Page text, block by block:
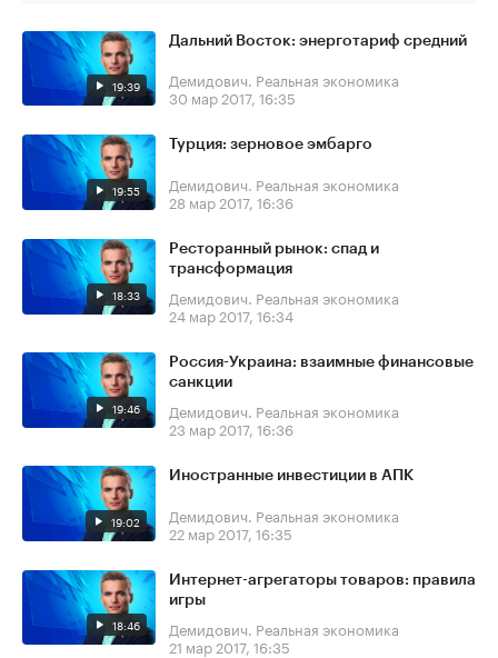
19:39
Дальний Восток: энерготариф средний
Демидович. Реальная экономика
30 мар 2017, 16:35
19:55
Турция: зерновое эмбарго
Демидович. Реальная экономика
28 мар 2017, 16:36
18:33
Ресторанный рынок: спад и
трансформация
Демидович. Реальная экономика
24 мар 2017, 16:34
19:46
Россия-Украина: взаимные финансовые
санкции
Демидович. Реальная экономика
23 мар 2017, 16:36
19:02
Иностранные инвестиции в АПК
Демидович. Реальная экономика
22 мар 2017, 16:35
18:46
Интернет-агрегаторы товаров: правила
игры
Демидович. Реальная экономика
21 мар 2017, 16:35